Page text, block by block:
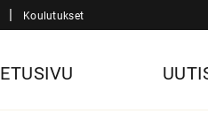
| Koulutukset
ETUSIVU